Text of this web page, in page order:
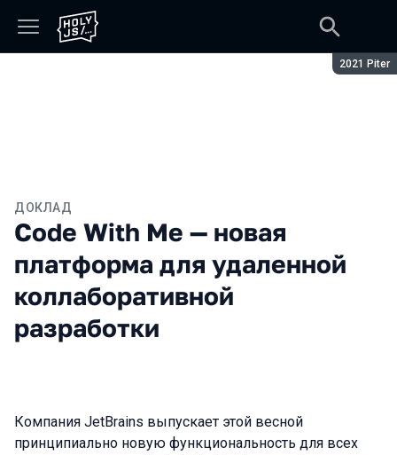
Сезон:
2021 Piter
ДОКЛАД
Code With Me — новая
платформа для удаленной
коллаборативной
разработки
Компания JetBrains выпускает этой весной
принципиально новую функциональность для всех